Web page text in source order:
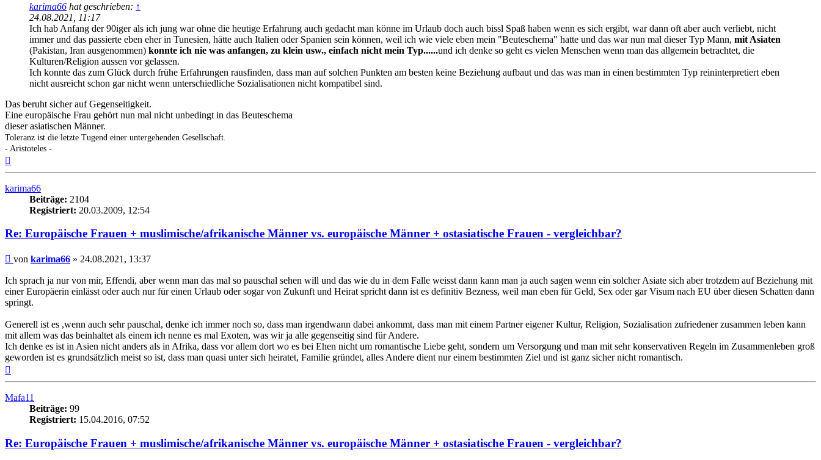
karima66 hat geschrieben: ↑
24.08.2021, 11:17
Ich hab Anfang der 90iger als ich jung war ohne die heutige Erfahrung auch gedacht man könne im Urlaub doch auch bissl Spaß haben wenn es sich ergibt, war dann oft aber auch verliebt, nicht
immer und das passierte eben eher in Tunesien, hätte auch Italien oder Spanien sein können, weil ich wie viele eben mein "Beuteschema" hatte und das war nun mal dieser Typ Mann, mit Asiaten
(Pakistan, Iran ausgenommen) konnte ich nie was anfangen, zu klein usw., einfach nicht mein Typ......und ich denke so geht es vielen Menschen wenn man das allgemein betrachtet, die
Kulturen/Religion aussen vor gelassen.
Ich konnte das zum Glück durch frühe Erfahrungen rausfinden, dass man auf solchen Punkten am besten keine Beziehung aufbaut und das was man in einen bestimmten Typ reininterpretiert eben
nicht ausreicht schon gar nicht wenn unterschiedliche Sozialisationen nicht kompatibel sind.
Das beruht sicher auf Gegenseitigkeit.
Eine europäische Frau gehört nun mal nicht unbedingt in das Beuteschema
dieser asiatischen Männer.
Toleranz ist die letzte Tugend einer untergehenden Gesellschaft.
- Aristoteles -
karima66
Beiträge: 2104
Registriert: 20.03.2009, 12:54
Re: Europäische Frauen + muslimische/afrikanische Männer vs. europäische Männer + ostasiatische Frauen - vergleichbar?
Beitrag
von karima66 » 24.08.2021, 13:37
Ich sprach ja nur von mir, Effendi, aber wenn man das mal so pauschal sehen will und das wie du in dem Falle weisst dann kann man ja auch sagen wenn ein solcher Asiate sich aber trotzdem auf Beziehung mit
einer Europäerin einlässt oder auch nur für einen Urlaub oder sogar von Zukunft und Heirat spricht dann ist es definitiv Bezness, weil man eben für Geld, Sex oder gar Visum nach EU über diesen Schatten dann
springt.
Generell ist es ,wenn auch sehr pauschal, denke ich immer noch so, dass man irgendwann dabei ankommt, dass man mit einem Partner eigener Kultur, Religion, Sozialisation zufriedener zusammen leben kann
mit allem was das beinhaltet als einem ich nenne es mal Exoten, was wir ja alle gegenseitig sind für Andere.
Ich denke es ist in Asien nicht anders als in Afrika, dass vor allem dort wo es bei Ehen nicht um romantische Liebe geht, sondern um Versorgung und man mit sehr konservativen Regeln im Zusammenleben groß
geworden ist es grundsätzlich meist so ist, dass man quasi unter sich heiratet, Familie gründet, alles Andere dient nur einem bestimmten Ziel und ist ganz sicher nicht romantisch.
Mafa11
Beiträge: 99
Registriert: 15.04.2016, 07:52
Re: Europäische Frauen + muslimische/afrikanische Männer vs. europäische Männer + ostasiatische Frauen - vergleichbar?